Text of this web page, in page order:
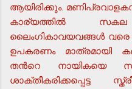
ആയിരിക്കും.
കാര്യത്തില്‍
ലൈംഗികാവയവങ്ങള്‍ വരെ
ഉപകരണം മാത്രമായി
തന്‍റെ നായികയെ
ശാക്തീകരിക്കപ്പെട്ട